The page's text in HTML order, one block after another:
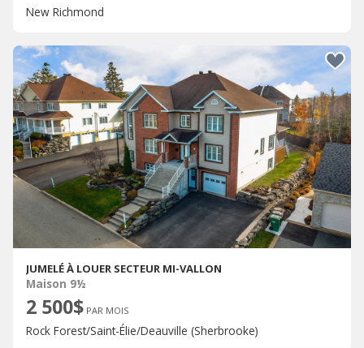
New Richmond
JUMELÉ À LOUER SECTEUR MI-VALLON
Maison 9½
2 500$ PAR MOIS
Rock Forest/Saint-Élie/Deauville (Sherbrooke)